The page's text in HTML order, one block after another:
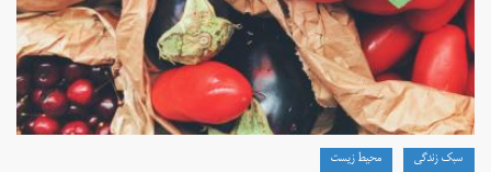
سبک زندگی محیط زیست